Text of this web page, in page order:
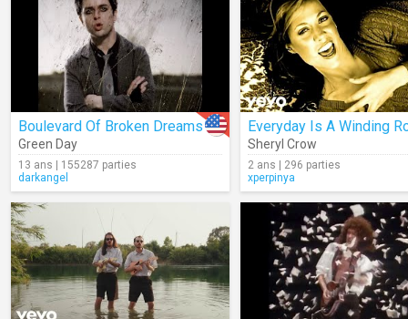
Boulevard Of Broken Dreams
Green Day
13 ans | 155287 parties
darkangel
Everyday Is A Winding
Sheryl Crow
2 ans | 296 parties
xperpinya